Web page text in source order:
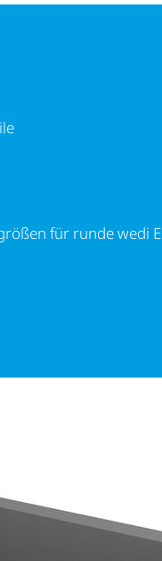
für runde wedi
wedi Elemente